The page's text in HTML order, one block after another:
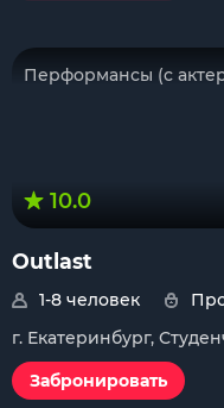
Перформансы (с
10.0
Outlast
1-8 человек
г. Екатеринбург,
Забронировать